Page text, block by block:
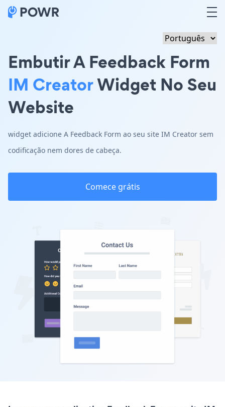
Embutir A Feedback Form
IM CreatorWidget No Seu
Website
widget adicione A Feedback Form ao seu site IM Creator sem
codificação nem dores de cabeça.
Comece grátis